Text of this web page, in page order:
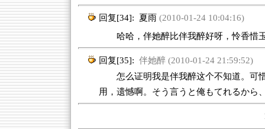
回复[34]: 夏雨(2010-01-24 10:04:16)
哈哈，伴她醉比伴我醉好呀，怜香惜
回复[35]: 伴她醉 (2010-01-24 21:59:52)
怎么证明我是伴我醉这个不知道。可惜
用，遗憾啊。そう言うと俺もてれるから